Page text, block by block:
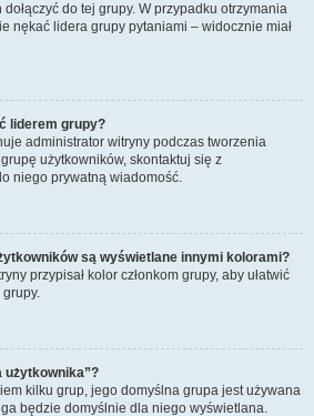
do tej grupy. W przypadku otrzymania
nękać lidera grupy pytaniami – widocznie miał
liderem grupy?
administrator witryny podczas tworzenia
użytkowników, skontaktuj się z
niego prywatną wiadomość.
są wyświetlane innymi kolorami?
przypisał kolor członkom grupy, aby ułatwić
grupy.
użytkownika”?
kilku grup, jego domyślna grupa jest używana
będzie domyślnie dla niego wyświetlana.